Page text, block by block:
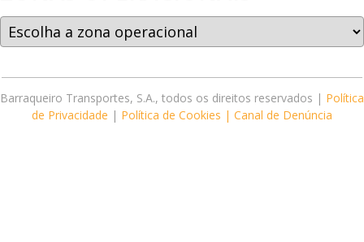
Barraqueiro Transportes, S.A., todos os direitos reservados | Política
de Privacidade | Política de Cookies | Canal de Denúncia